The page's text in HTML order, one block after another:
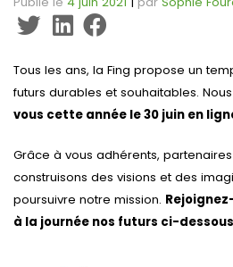
Tous les ans, la Fing propose un
futurs durables et souhaitables.
vous cette année le 30 juin en
Grâce à vous adhérents,
construisons des visions et des
poursuivre notre mission.
à la journée nos futurs ci-